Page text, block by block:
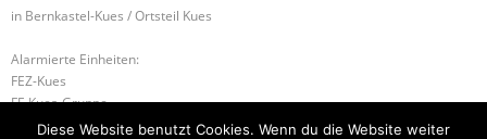
in Bernkastel-Kues / Ortsteil Kues
Alarmierte Einheiten:
FEZ-Kues
FF-Kues-Gruppe
WL-Bernkastel-Kues
Diese Website benutzt Cookies. Wenn du die Website weiter